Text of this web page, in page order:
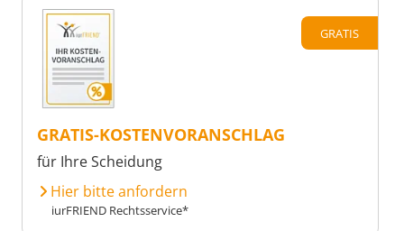
GRATIS
GRATIS-KOSTENVORANSCHLAG
für Ihre Scheidung
Hier bitte anfordern
iurFRIEND Rechtsservice*